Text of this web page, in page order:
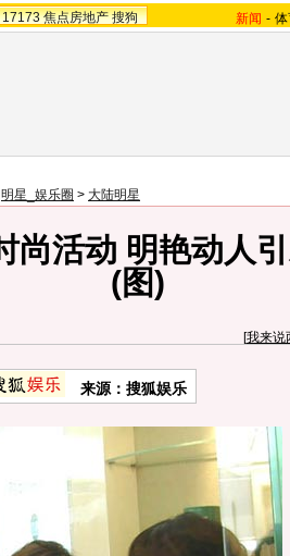
17173 焦点房地产 搜狗 新闻 -
明星_娱乐圈 > 大陆明星
尚活动 明艳动人
(图)
[我来说
来源：搜狐娱乐